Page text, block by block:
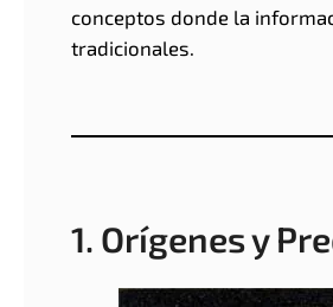
conceptos donde la
tradicionales.
1. Orígenes y